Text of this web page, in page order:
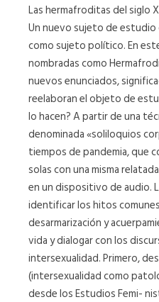
Las hermafroditas del siglo
Un nuevo sujeto de
como sujeto político. En
nombradas como
nuevos enunciados,
reelaboran el objeto de
lo hacen? A partir de una
denominada «soliloquios
tiempos de pandemia, que
solas con una misma
en un dispositivo de audio.
identificar los hitos
desarmarización y
vida y dialogar con los
intersexualidad. Primero,
(intersexualidad como
desde los Estudios Femi-